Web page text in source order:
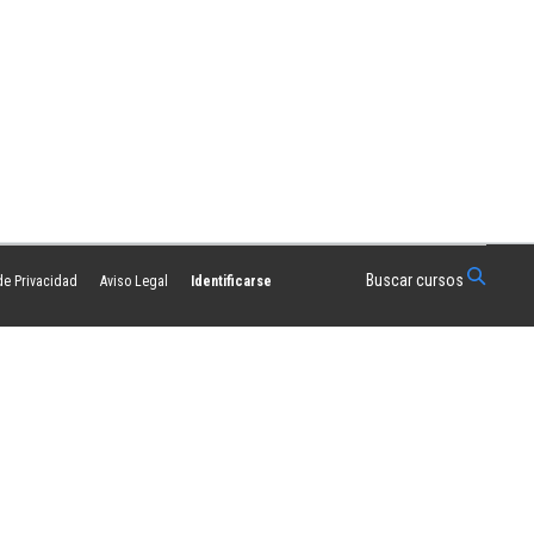
Privacidad Aviso Legal Identificarse Buscar cursos